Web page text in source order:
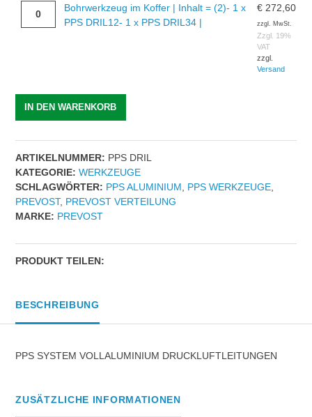
BSPP
Bohrlochdurchmesser
(mm)
BSPP
=
|
Menge
Bohrwerkzeug
(2)-
x
PPS
DRIL12-
1
x
PPS
DRIL34
Menge
Bohrwerkzeug im Koffer | Inhalt = (2)- 1 x
PPS DRIL12- 1 x PPS DRIL34 |
€ 272,60
zzgl. MwSt.
Zzgl. 19%
VAT
zzgl.
Versand
IN DEN WARENKORB
ARTIKELNUMMER: PPS DRIL
KATEGORIE: WERKZEUGE
SCHLAGWÖRTER: PPS ALUMINIUM PPS WERKZEUGE
PREVOST, PREVOST VERTEILUNG
MARKE: PREVOST
PRODUKT TEILEN:
BESCHREIBUNG
PPS SYSTEM VOLLALUMINIUM DRUCKLUFTLEITUNGEN
ZUSÄTZLICHE INFORMATIONEN